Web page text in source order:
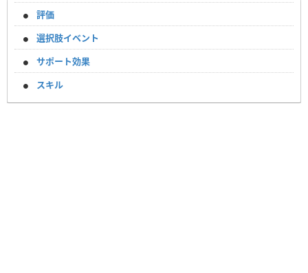
評価
選択肢イベント
サポート効果
スキル